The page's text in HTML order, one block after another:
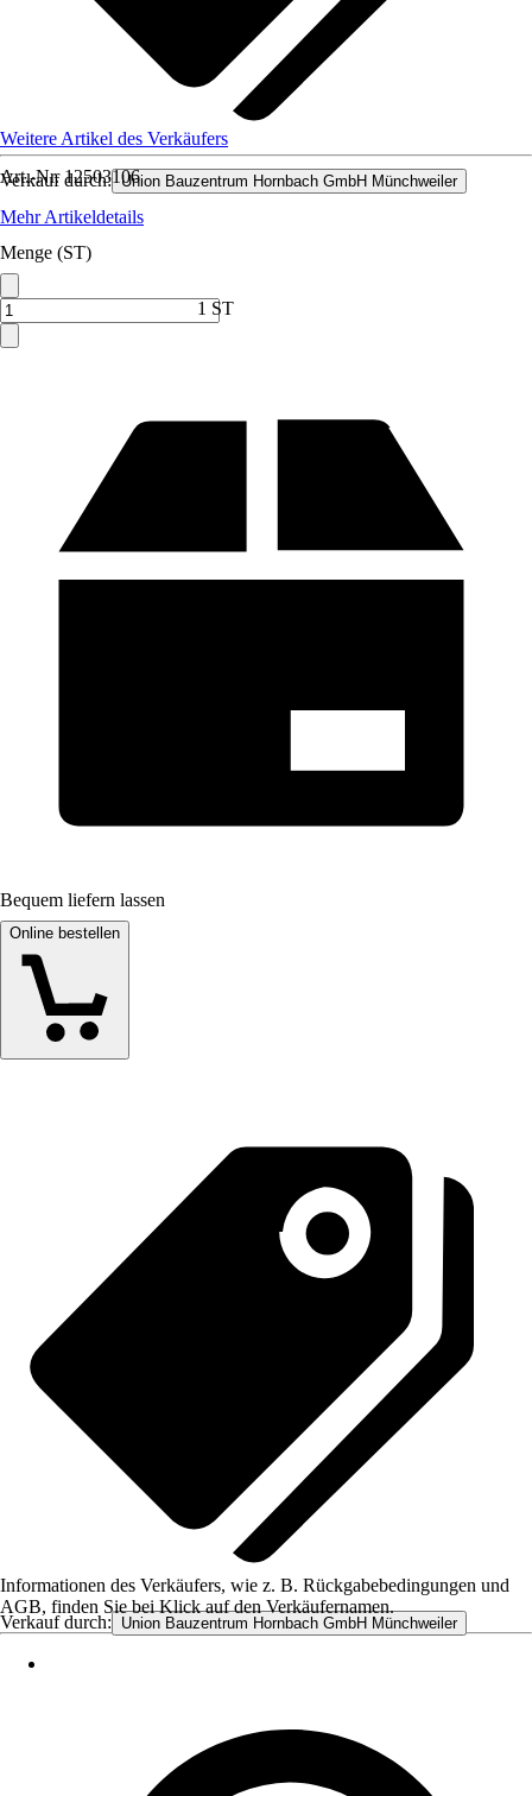
Verkauf durch: Union Bauzentrum Hornbach GmbH Münchweiler
Weitere Artikel des Verkäufers
Art.-Nr. 12503106
Mehr Artikeldetails
Menge (ST)
1 ST
Bequem liefern lassen
Online bestellen
Verkauf durch: Union Bauzentrum Hornbach GmbH Münchweiler
Informationen des Verkäufers, wie z. B. Rückgabebedingungen und
AGB, finden Sie bei Klick auf den Verkäufernamen.